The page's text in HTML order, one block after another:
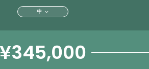
中
¥345,000